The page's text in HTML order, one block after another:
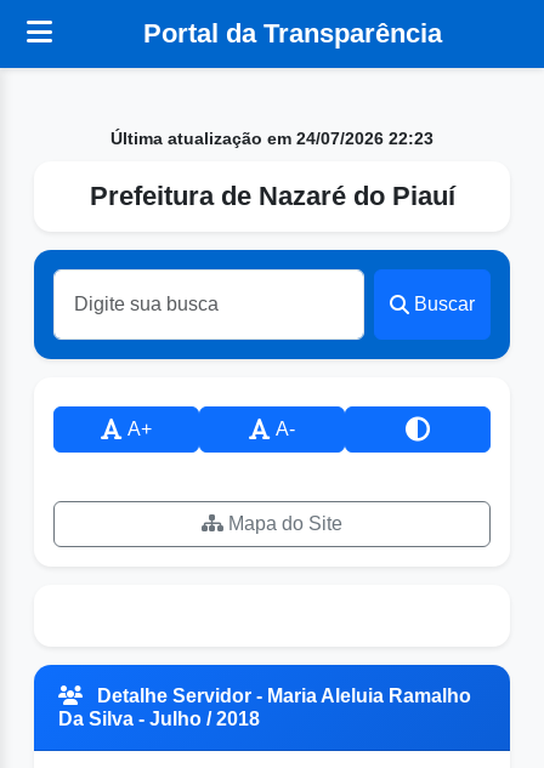
Portal da Transparência
Última atualização em 24/07/2026 22:23
Prefeitura de Nazaré do Piauí
Buscar
A+ A-
Mapa do Site
Detalhe Servidor - Maria Aleluia Ramalho
Da Silva - Julho / 2018